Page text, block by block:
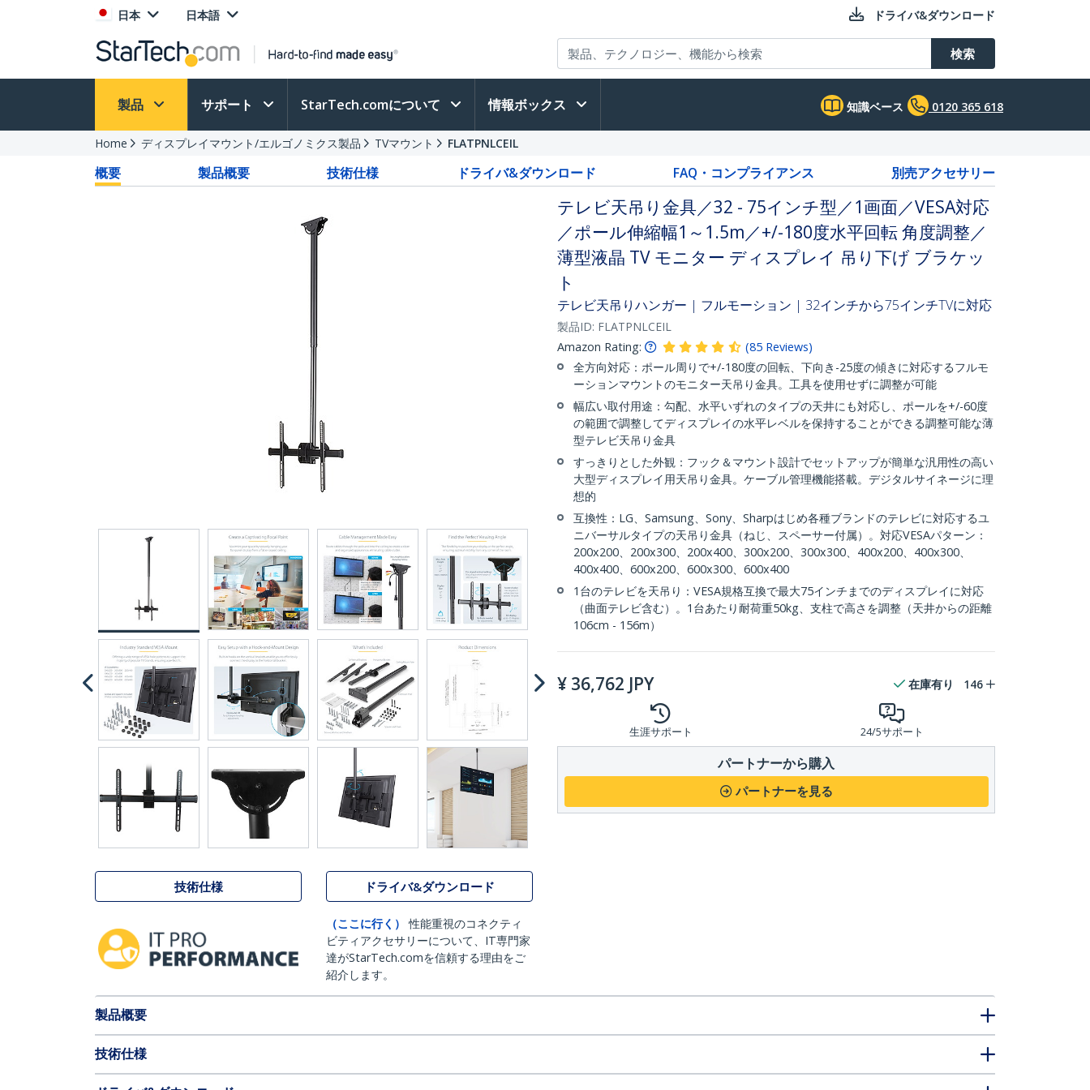
日本 日本語 ドライバ&ダウンロード
検索
製品 サポート StarTech.comについて 情報ボックス 知識ベース 0120 365 618
Home ディスプレイマウント/エルゴノミクス製品 TVマウント FLATPNLCEIL
概要 製品概要 技術仕様 ドライバ&ダウンロード FAQ・コンプライアンス 別売アクセサリー
技術仕様 ドライバ&ダウンロード
（ここに行く）
性能重視のコネクティ
ビティアクセサリーについて、IT専門家
達がStarTech.comを信頼する理由をご
紹介します。
テレビ天吊り金具／32 - 75インチ型／1画面／VESA対応
／ポール伸縮幅1～1.5m／+/-180度水平回転 角度調整／
薄型液晶 TV モニター ディスプレイ 吊り下げ ブラケッ
ト
テレビ天吊りハンガー | フルモーション | 32インチから75インチTVに対応
製品ID: FLATPNLCEIL
Amazon Rating:
(85 Reviews)
全方向対応：ポール周りで+/-180度の回転、下向き-25度の傾きに対応するフルモ
ーションマウントのモニター天吊り金具。工具を使用せずに調整が可能
幅広い取付用途：勾配、水平いずれのタイプの天井にも対応し、ポールを+/-60度
の範囲で調整してディスプレイの水平レベルを保持することができる調整可能な薄
型テレビ天吊り金具
すっきりとした外観：フック＆マウント設計でセットアップが簡単な汎用性の高い
大型ディスプレイ用天吊り金具。ケーブル管理機能搭載。デジタルサイネージに理
想的
互換性：LG、Samsung、Sony、Sharpはじめ各種ブランドのテレビに対応するユ
ニバーサルタイプの天吊り金具（ねじ、スペーサー付属）。対応VESAパターン：
200x200、200x300、200x400、300x200、300x300、400x200、400x300、
400x400、600x200、600x300、600x400
1台のテレビを天吊り：VESA規格互換で最大75インチまでのディスプレイに対応
（曲面テレビ含む）。1台あたり耐荷重50kg、支柱で高さを調整（天井からの距離
106cm - 156m）
¥ 36,762 JPY 在庫有り 146
生涯サポート 24/5サポート
パートナーから購入
パートナーを見る
製品概要
技術仕様